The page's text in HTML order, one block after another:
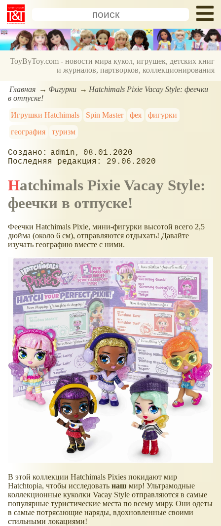
ToyByToy.com - новости мира кукол, игрушек, детских книг
и журналов, партворков, коллекционирования
Главная Фигурки
Hatchimals Pixie Vacay Style: феечки
в отпуске!
Игрушки Hatchimals
Spin Master фея
фигурки
география
туризм
admin
08.01.2020
29.06.2020
Hatchimals Pixie Vacay Style:
феечки в отпуске!
Феечки Hatchimals Pixie, мини-фигурки высотой всего 2,5
дюйма (около 6 см), отправляются отдыхать! Давайте
изучать географию вместе с ними.
В этой коллекции Hatchimals Pixies покидают мир
Hatchtopia, чтобы исследовать наш мир! Ультрамодные
коллекционные куколки Vacay Style отправляются в самые
популярные туристические места по всему миру. Они одеты
в самые потрясающие наряды, вдохновленные своими
стильными локациями!